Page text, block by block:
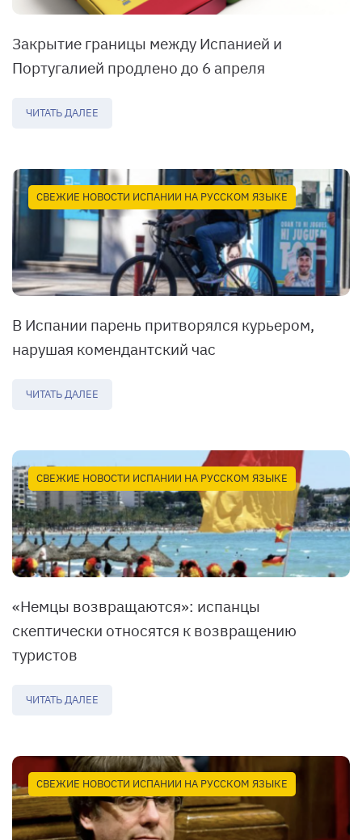
Закрытие границы между Испанией и
Португалией продлено до 6 апреля
ЧИТАТЬ ДАЛЕЕ
СВЕЖИЕ НОВОСТИ ИСПАНИИ НА РУССКОМ ЯЗЫКЕ
В Испании парень притворялся курьером,
нарушая комендантский час
ЧИТАТЬ ДАЛЕЕ
СВЕЖИЕ НОВОСТИ ИСПАНИИ НА РУССКОМ ЯЗЫКЕ
«Немцы возвращаются»: испанцы
скептически относятся к возвращению
туристов
ЧИТАТЬ ДАЛЕЕ
СВЕЖИЕ НОВОСТИ ИСПАНИИ НА РУССКОМ ЯЗЫКЕ